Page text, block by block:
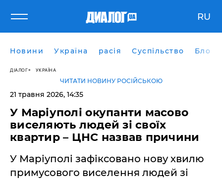
RU
Новини Україна расія Суспільство Блоги
ДІАЛОГ УКРАЇНА
ЧИТАТИ НОВИНУ РОСІЙСЬКОЮ
21 травня 2026, 14:35
У Маріуполі окупанти масово
виселяють людей зі своїх
квартир – ЦНС назвав причини
У Маріуполі зафіксовано нову хвилю
примусового виселення людей зі